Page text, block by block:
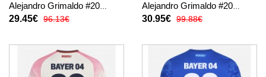
Alejandro Grimaldo #20
Rezervni za djecu 2025-26
hlače)
29.45€ 96.13€
Alejandro Grimaldo #20
Domaci 2025-26 Kratak
30.95€ 99.88€